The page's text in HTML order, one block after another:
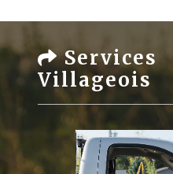
Services
Villageois